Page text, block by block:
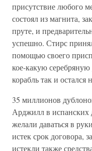
присутствие любого
состоял из магнита,
пруте, и
успешно. Стирс
помощью своего
кое-какую
корабль так и
35 миллионов
Арджилл в испанских
желали даваться в
истек срок договора,
истекли также